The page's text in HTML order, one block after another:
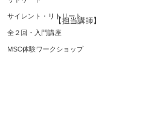
サイレント・リトリート
全２回・入門講座
MSC体験ワークショップ
【担当講師】